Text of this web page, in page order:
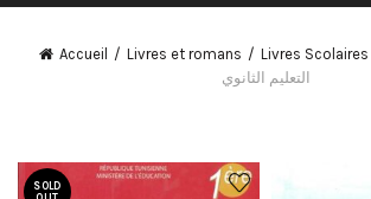
Accueil Livres et romans Livres Scolaires
التعليم الثانوي
SOLD